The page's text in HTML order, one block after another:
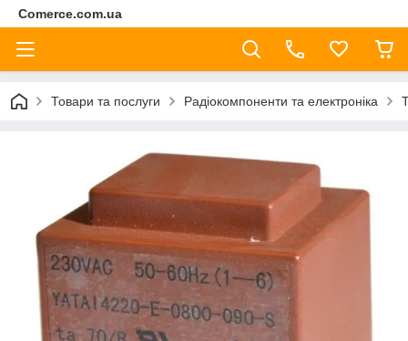
Comerce.com.ua
Товари та послуги Радіокомпоненти та електроніка